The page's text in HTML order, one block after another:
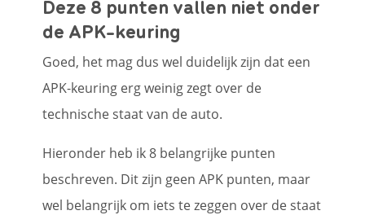
de APK-keuring
Goed, het mag dus wel duidelijk zijn dat een
APK-keuring erg weinig zegt over de
technische staat van de auto.
Hieronder heb ik 8 belangrijke punten
beschreven. Dit zijn geen APK punten, maar
wel belangrijk om iets te zeggen over de staat